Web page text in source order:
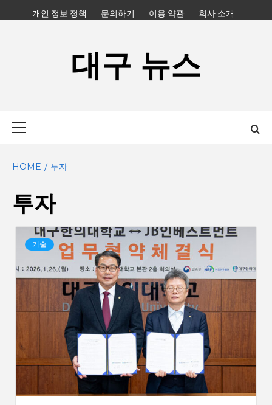
to
개인 정보 정책 문의하기 이용 약관 회사 소개
대구 뉴스
HOME 투자
투자
기술